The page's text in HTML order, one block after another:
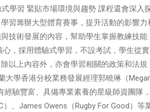
學習 緊貼市場環境與趨勢 課程還會深入
習籌辦大型體育賽事，提升活動的影響
技術發展的內容，幫助學生掌握教練技能
，採用體驗式學習，不設考試，學生從
以上內容外，亦會學習相關的政策和法規
學香港分校業務發展經理郭曉琳（
驗豐富、具備專業素養的星級師資團隊，
）、James Owens（Rugby For Good）等